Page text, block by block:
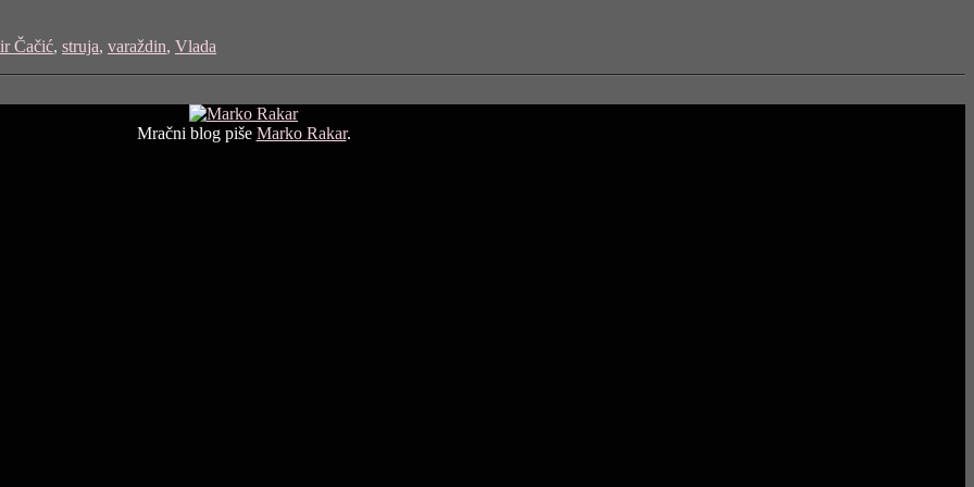
Čačić, struja, varaždin, Vlada
Mračni blog piše Marko Rakar.